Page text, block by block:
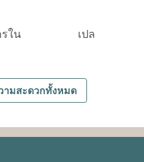
ใน
เปล
ามสะดวกทั้งหมด